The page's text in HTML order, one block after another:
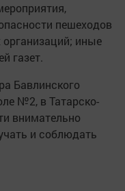
пешеходов
организаций; иные
газет.
Бавлинского
№2, в Татарско-
внимательно
и соблюдать